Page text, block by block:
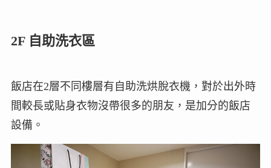
2F 自助洗衣區
飯店在2層不同樓層有自助洗烘脫衣機，對於出外時
間較長或貼身衣物沒帶很多的朋友，是加分的飯店
設備。